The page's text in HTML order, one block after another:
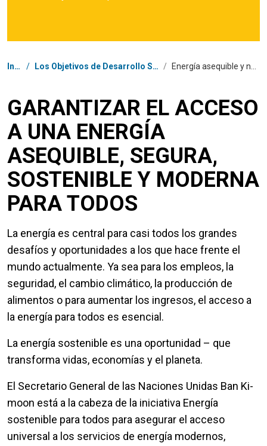
Coordenadas dentro de la ruta de navegación
Inicio / Los Objetivos de Desarrollo Sostenible en Bolivia /
GARANTIZAR EL ACCESO
A UNA ENERGÍA
ASEQUIBLE, SEGURA,
SOSTENIBLE Y MODERNA
PARA TODOS
La energía es central para casi todos los grandes
desafíos y oportunidades a los que hace frente el
mundo actualmente. Ya sea para los empleos, la
seguridad, el cambio climático, la producción de
alimentos o para aumentar los ingresos, el acceso a
la energía para todos es esencial.
La energía sostenible es una oportunidad – que
transforma vidas, economías y el planeta.
El Secretario General de las Naciones Unidas Ban Ki-
moon está a la cabeza de la iniciativa Energía
sostenible para todos para asegurar el acceso
universal a los servicios de energía modernos,